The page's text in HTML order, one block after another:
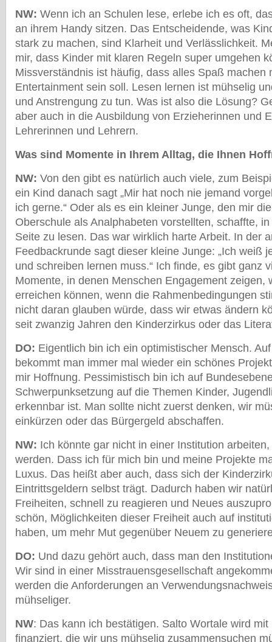
NW: Wenn ich an Schulen lese, erlebe ich es oft,
an ihrem Handy sitzen. Das Entscheidende, was
stark zu machen, sind Klarheit und Verlässlichkeit.
mir, dass Kinder mit klaren Regeln super umgehen
Missverständnis ist häufig, dass alles Spaß machen
Entertainment sein soll. Lesen lernen ist mühselig
und Anstrengung zu tun. Was ist also die Lösung?
aber auch in die Ausbildung von Erzieherinnen und
Lehrerinnen und Lehrern.
Was sind Momente in Ihrem Alltag, die Ihnen
NW: Von den gibt es natürlich auch viele, zum
ein Kind danach sagt „Mir hat noch nie jemand
ich gerne.“ Oder als es ein kleiner Junge, den mir
Oberschule als Analphabeten vorstellten, schaffte,
Seite zu lesen. Das war wirklich harte Arbeit. In der
Feedbackrunde sagt dieser kleine Junge: „Ich weiß
und schreiben lernen muss.“ Ich finde, es gibt ganz
Momente, in denen Menschen Engagement zeigen,
erreichen können, wenn die Rahmenbedingungen
nicht daran glauben würde, dass wir etwas ändern
seit zwanzig Jahren den Kinderzirkus oder das
DO: Eigentlich bin ich ein optimistischer Mensch.
bekommt man immer mal wieder ein schönes
mir Hoffnung. Pessimistisch bin ich auf
Schwerpunksetzung auf die Themen Kinder,
erkennbar ist. Man sollte nicht zuerst denken, wir
einkürzen oder das Bürgergeld abschaffen.
NW: Ich könnte gar nicht in einer Institution
werden. Dass ich für mich bin und meine Projekte
Luxus. Das heißt aber auch, dass sich der
Eintrittsgeldern selbst trägt. Dadurch haben wir
Freiheiten, schnell zu reagieren und Neues
schön, Möglichkeiten dieser Freiheit auch auf
haben, um mehr Mut gegenüber Neuem zu
DO: Und dazu gehört auch, dass man den
Wir sind in einer Misstrauensgesellschaft
werden die Anforderungen an
mühseliger.
NW: Das kann ich bestätigen. Salto Wortale wird
finanziert, die wir uns mühselig zusammensuchen